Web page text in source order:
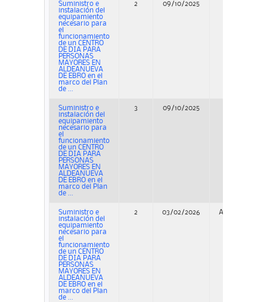
Suministro e
instalación del
equipamiento
necesario para
el
funcionamiento
de un CENTRO
DE DIA PARA
PERSONAS
MAYORES EN
ALDEANUEVA
DE EBRO en el
marco del Plan
de ...
2 09/10/2025
Suministro e
instalación del
equipamiento
necesario para
el
funcionamiento
de un CENTRO
DE DIA PARA
PERSONAS
MAYORES EN
ALDEANUEVA
DE EBRO en el
marco del Plan
de ...
3 09/10/2025
Suministro e
instalación del
equipamiento
necesario para
el
funcionamiento
de un CENTRO
DE DIA PARA
PERSONAS
MAYORES EN
ALDEANUEVA
DE EBRO en el
marco del Plan
de ...
2 03/02/2026 Adjudicación